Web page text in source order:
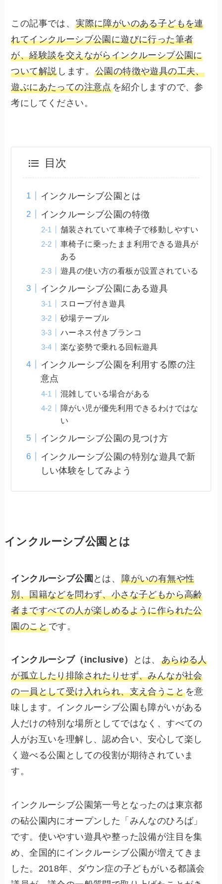
この記事では、実際に障がいのある子どもを連
れてインクルーシブ公園に遊びに行った筆者
が、経験談を交えながらインクルーシブ公園に
ついて解説 します。公園の特徴や遊具の工夫、
遊ぶにあたっての注意点を紹介しますので、参
考にしてください。
目次
インクルーシブ公園とは
インクルーシブ公園の特徴
舗装されていて車椅子で移動しやすい
車椅子に乗ったまま利用できる遊具が
ある
遊具の使い方の看板が設置されている
インクルーシブ公園にある遊具
スロープ付き遊具
砂場テーブル
ハーネス付きブランコ
楽な姿勢で乗れる回転遊具
インクルーシブ公園を利用する際の注
意点
混雑している場合がある
障がい児が優先利用できるわけではな
い
インクルーシブ公園の見つけ方
インクルーシブ公園の特別な遊具で新
しい体験をしてみよう
インクルーシブ公園とは
インクルーシブ公園 とは、障がいの有無や性
別、国籍などを問わず、小さな子どもから高齢
者まですべての人が楽しめるように作られた公
園のことです。
インクルーシブ（inclusive） とは、 あらゆる人
が孤立したり排除されたりせず、みんなが社会
の一員として受け入れられ、支え合うことを意
味します。インクルーシブ公園も障がいがある
人だけの特別な場所としてではなく、すべての
人がお互いを理解し、認め合い、安心して楽し
く遊べる公園としての役割が期待されていま
す。
インクルーシブ公園第一号となったのは東京都
の砧公園内にオープンした「みんなのひろば」
です。使いやすい遊具や整った設備が注目を集
め、全国的にインクルーシブ公園が増えてきま
した。2018年、ダウン症の子どもがいる都議会